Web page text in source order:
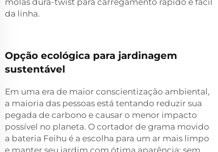
molas dura-twist para carregamento rápido e fácil
da linha.
Opção ecológica para jardinagem
sustentável
Em uma era de maior conscientização ambiental,
a maioria das pessoas está tentando reduzir sua
pegada de carbono e causar o menor impacto
possível no planeta. O cortador de grama movido
a bateria Feihu é a escolha para um ar mais limpo
e manter seu jardim com ótima aparência; sem